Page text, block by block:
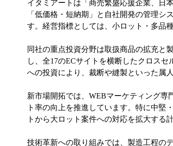
イタミアートは「商売繁盛応援企業、日
「低価格・短納期」と自社開発の管理
す。経営指標としては、小ロット・多品
同社の重点投資分野は取扱商品の拡充と
し、全17のECサイトを横断したクロス
への投資により、裁断や縫製といった属
新市場開拓では、WEBマーケティング専
ト率の向上を推進しています。特に中堅
トから大ロット案件への対応を拡大する
技術革新への取り組みでは、製造工程の